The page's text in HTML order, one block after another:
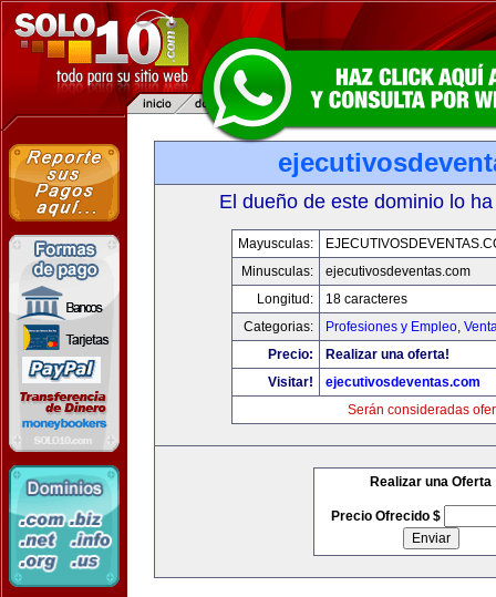
El dueño de este dominio lo
Mayusculas:
Minusculas:
ejecutivosdeventas.com
Longitud:
18 caracteres
Categorias:
Profesiones y Empleo,
Precio:
Realizar una oferta!
Visitar!
ejecutivosdeventas.com
Serán consideradas
Realizar una Oferta
Precio Ofrecido $